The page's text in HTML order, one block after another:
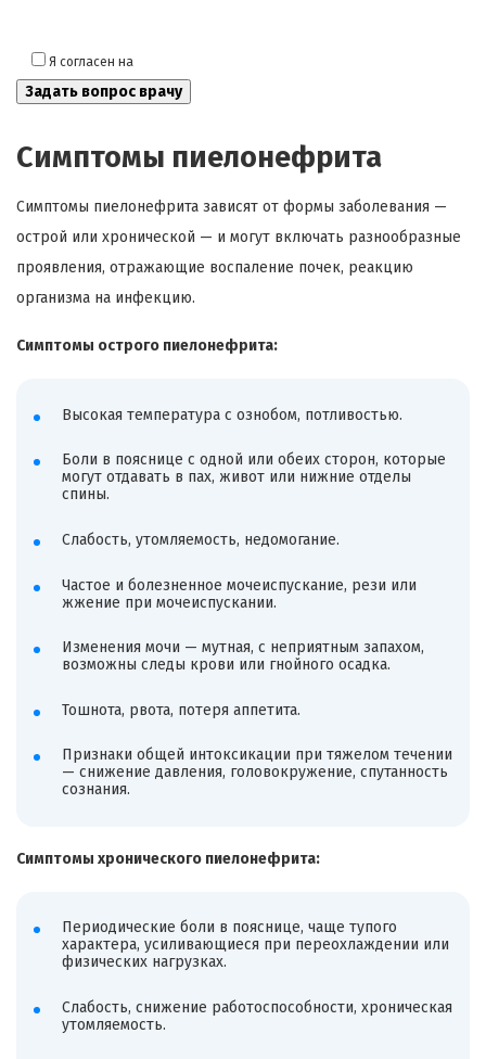
Я согласен на
Симптомы пиелонефрита
Симптомы пиелонефрита зависят от формы заболевания —
острой или хронической — и могут включать разнообразные
проявления, отражающие воспаление почек, реакцию
организма на инфекцию.
Симптомы острого пиелонефрита:
Высокая температура с ознобом, потливостью.
Боли в пояснице с одной или обеих сторон, которые
могут отдавать в пах, живот или нижние отделы
спины.
Слабость, утомляемость, недомогание.
Частое и болезненное мочеиспускание, рези или
жжение при мочеиспускании.
Изменения мочи — мутная, с неприятным запахом,
возможны следы крови или гнойного осадка.
Тошнота, рвота, потеря аппетита.
Признаки общей интоксикации при тяжелом течении
— снижение давления, головокружение, спутанность
сознания.
Симптомы хронического пиелонефрита:
Периодические боли в пояснице, чаще тупого
характера, усиливающиеся при переохлаждении или
физических нагрузках.
Слабость, снижение работоспособности, хроническая
утомляемость.